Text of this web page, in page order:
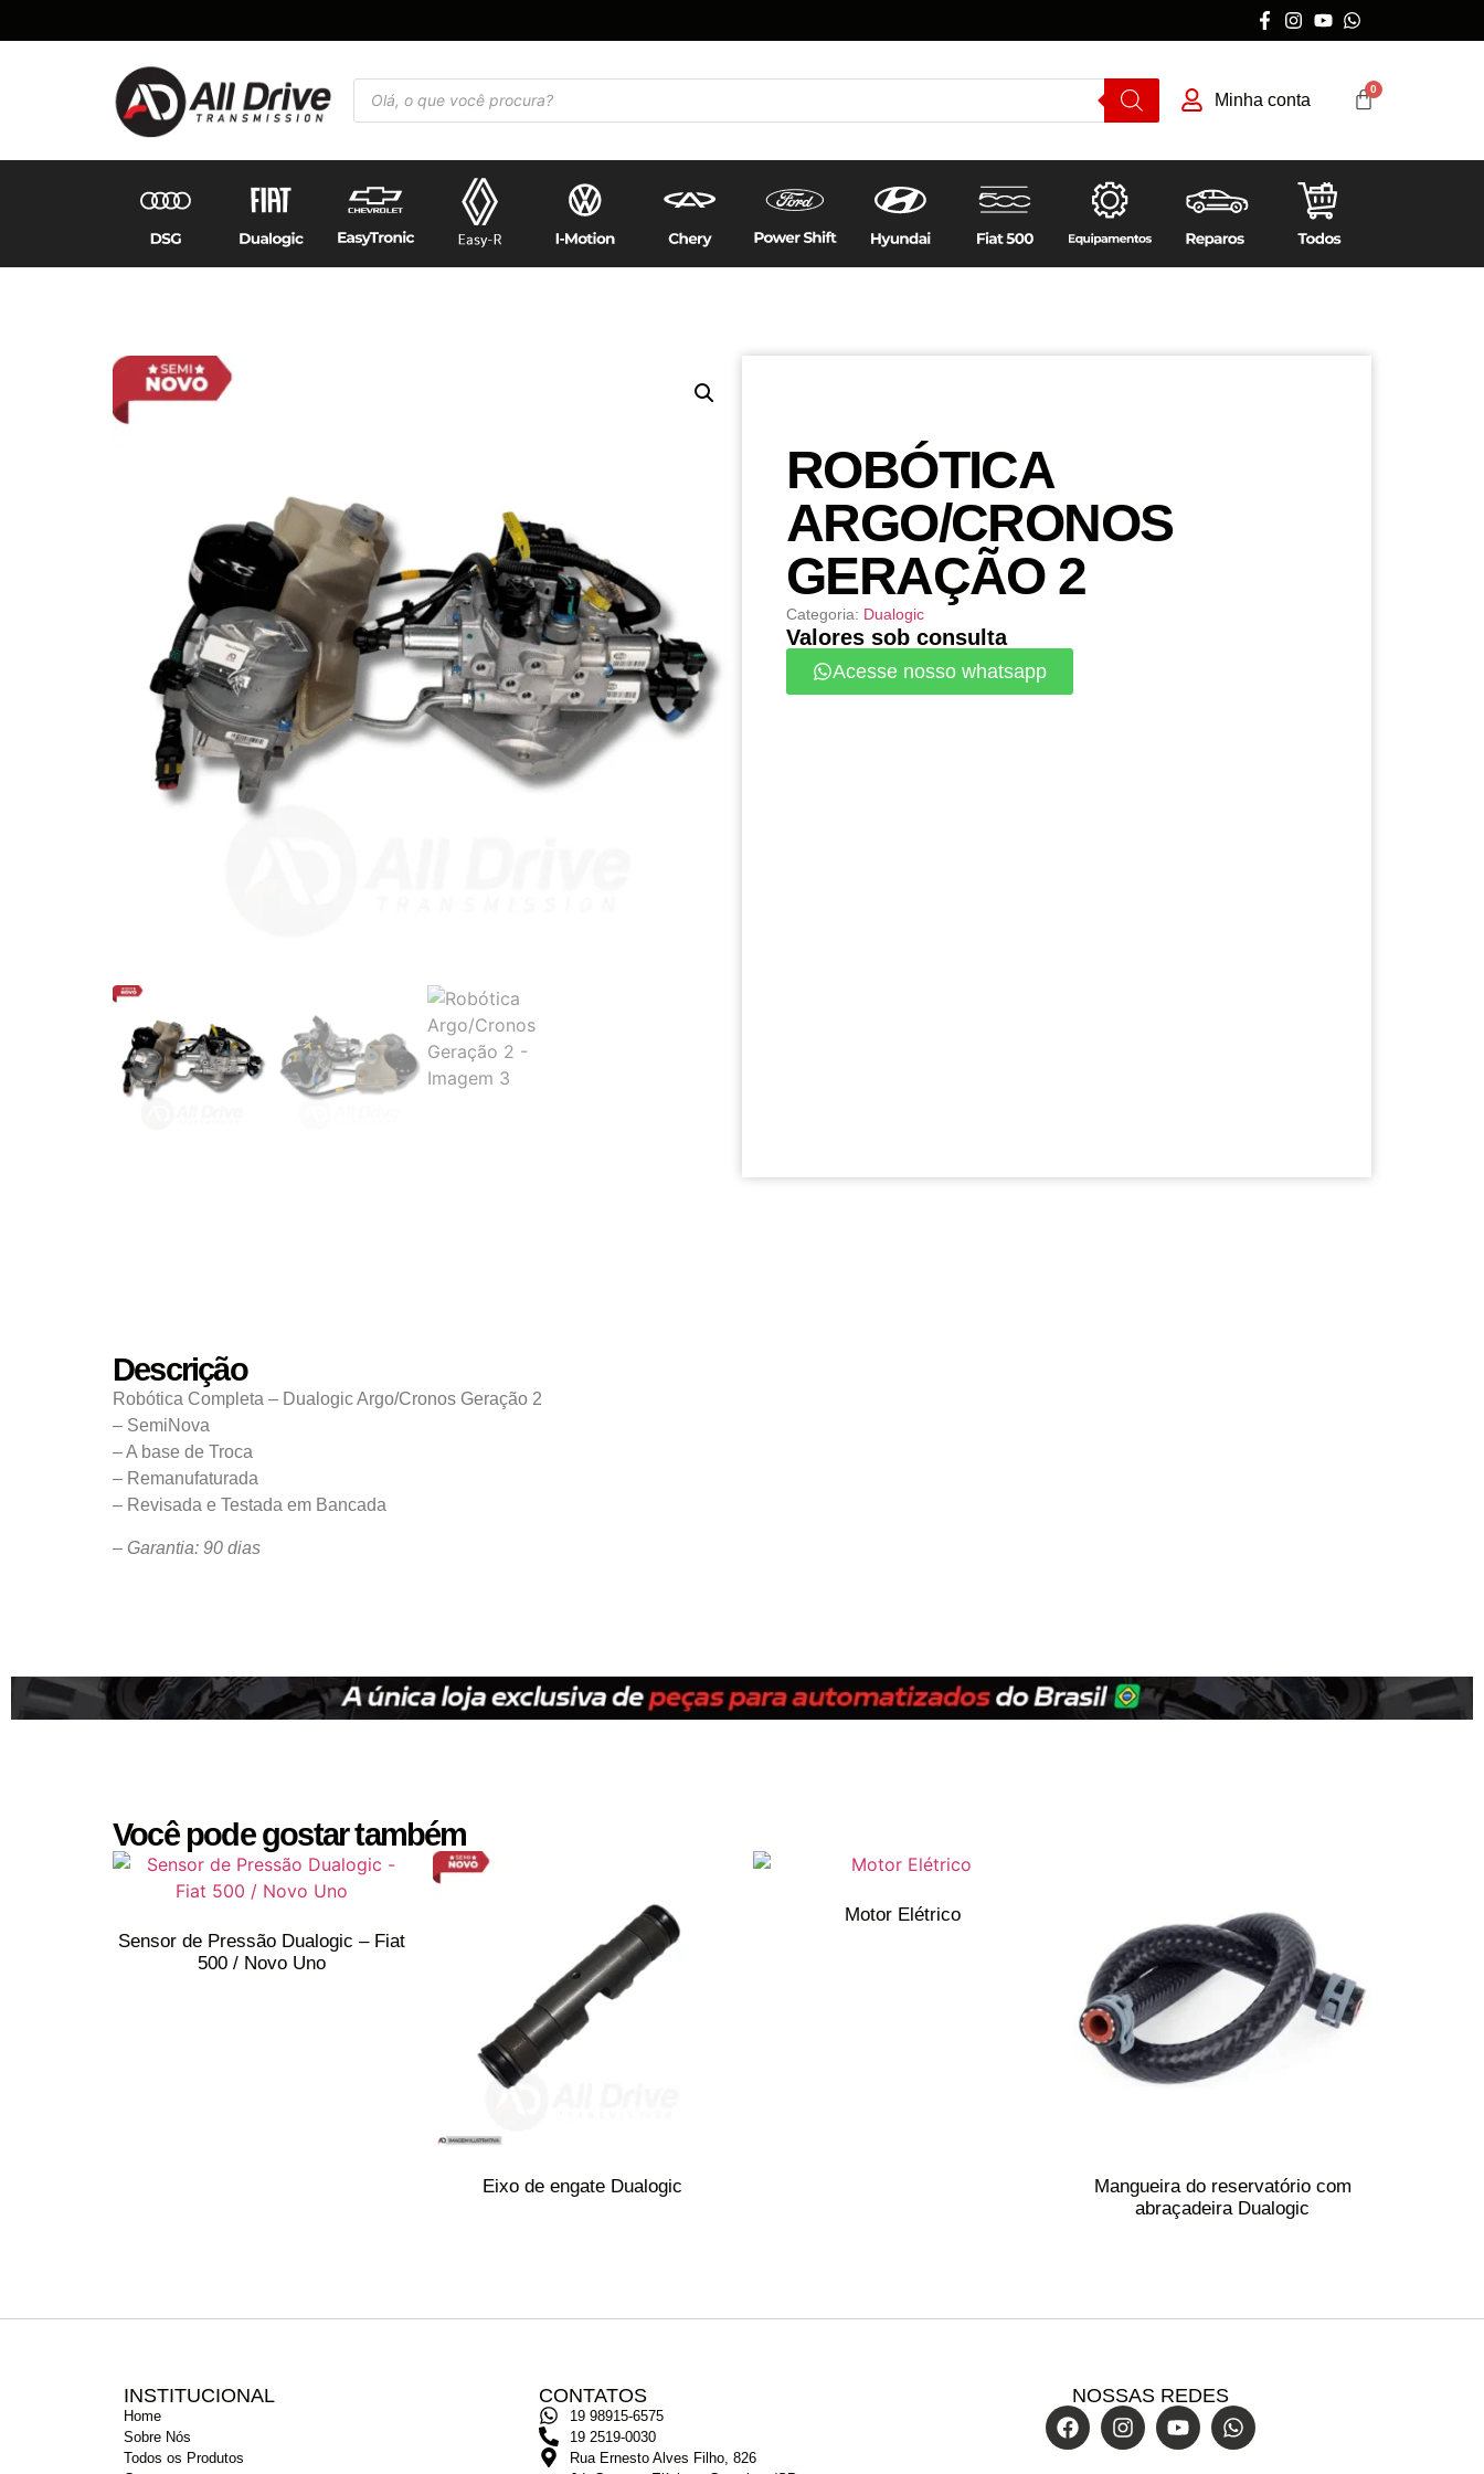
Minha conta
ROBÓTICA
ARGO/CRONOS
GERAÇÃO 2
Categoria: Dualogic
Valores sob consulta
Acesse nosso whatsapp
Descrição
Robótica Completa – Dualogic Argo/Cronos Geração 2
– SemiNova
– A base de Troca
– Remanufaturada
– Revisada e Testada em Bancada
– Garantia: 90 dias
Você pode gostar também
Sensor de Pressão Dualogic – Fiat
500 / Novo Uno
Eixo de engate Dualogic
Motor Elétrico
Mangueira do reservatório com
abraçadeira Dualogic
INSTITUCIONAL
Home
Sobre Nós
Todos os Produtos
CONTATOS
19 98915-6575
19 2519-0030
Rua Ernesto Alves Filho, 826
NOSSAS REDES